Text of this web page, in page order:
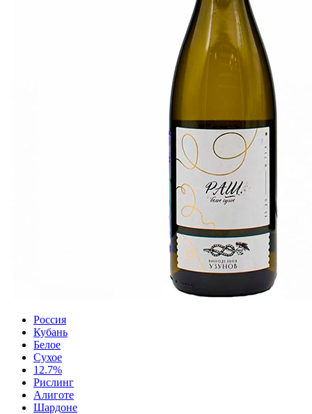
Россия
Кубань
Белое
Сухое
12.7%
Рислинг
Алиготе
Шардоне